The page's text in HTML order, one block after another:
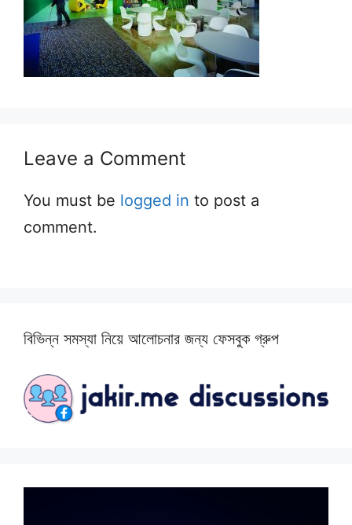
Leave a Comment
You must be logged in to post a
comment.
বিভিন্ন সমস্যা নিয়ে আলোচনার জন্য ফেসবুক গ্রুপ